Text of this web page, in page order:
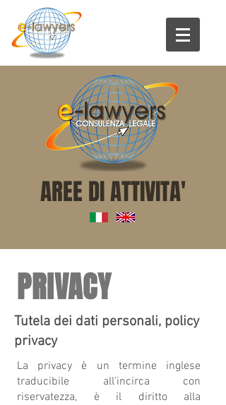
PRIVACY
La privacy è un termine inglese
traducibile all'incirca con
riservatezza, è il diritto alla
AREE DI ATTIVITA'
Tutela dei dati personali, policy
privacy